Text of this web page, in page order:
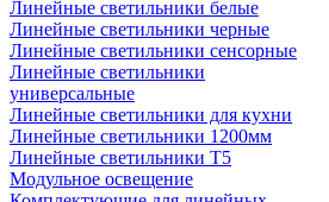
Линейные светильники белые
Линейные светильники черные
Линейные светильники сенсорные
Линейные светильники
универсальные
Линейные светильники для кухни
Линейные светильники 1200мм
Линейные светильники Т5
Модульное освещение